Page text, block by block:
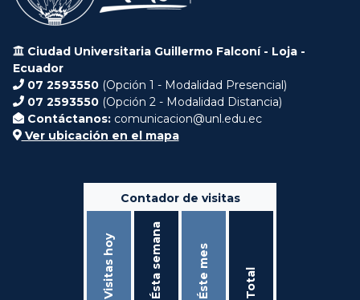
Ciudad Universitaria Guillermo Falconí - Loja -
Ecuador
07 2593550 (Opción 1 - Modalidad Presencial)
07 2593550 (Opción 2 - Modalidad Distancia)
Contáctanos: comunicacion@unl.edu.ec
Ver ubicación en el mapa
Contador de visitas
Visitas hoy Ésta semana Éste mes Total